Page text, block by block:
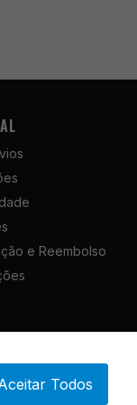
e Reembolso
Todos